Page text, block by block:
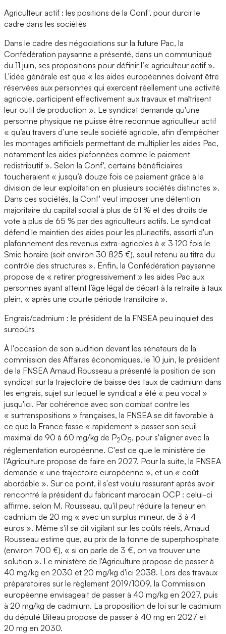
Agriculteur actif : les positions de la Conf', pour durcir le
cadre dans les sociétés
Dans le cadre des négociations sur la future Pac, la
Confédération paysanne a présenté, dans un communiqué
du 11 juin, ses propositions pour définir l’« agriculteur actif ».
L'idée générale est que « les aides européennes doivent être
réservées aux personnes qui exercent réellement une activité
agricole, participent effectivement aux travaux et maîtrisent
leur outil de production ». Le syndicat demande qu'une
personne physique ne puisse être reconnue agriculteur actif
« qu’au travers d’une seule société agricole, afin d’empêcher
les montages artificiels permettant de multiplier les aides Pac,
notamment les aides plafonnées comme le paiement
redistributif ». Selon la Conf', certains bénéficiaires
toucheraient « jusqu’à douze fois ce paiement grâce à la
division de leur exploitation en plusieurs sociétés distinctes ».
Dans ces sociétés, la Conf' veut imposer une détention
majoritaire du capital social à plus de 51 % et des droits de
vote à plus de 65 % par des agriculteurs actifs. Le syndicat
défend le maintien des aides pour les pluriactifs, assorti d'un
plafonnement des revenus extra-agricoles à « 3 120 fois le
Smic horaire (soit environ 30 825 €), seuil retenu au titre du
contrôle des structures ». Enfin, la Confédération paysanne
propose de « retirer progressivement » les aides Pac aux
personnes ayant atteint l’âge légal de départ à la retraite à taux
plein, « après une courte période transitoire ».
Engrais/cadmium : le président de la FNSEA peu inquiet des
surcoûts
À l'occasion de son audition devant les sénateurs de la
commission des Affaires économiques, le 10 juin, le président
de la FNSEA Arnaud Rousseau a présenté la position de son
syndicat sur la trajectoire de baisse des taux de cadmium dans
les engrais, sujet sur lequel le syndicat a été « peu vocal »
jusqu'ici. Par cohérence avec son combat contre les
« surtranspositions » françaises, la FNSEA se dit favorable à
ce que la France fasse « rapidement » passer son seuil
maximal de 90 à 60 mg/kg de P2O5, pour s'aligner avec la
réglementation européenne. C'est ce que le ministère de
l'Agriculture propose de faire en 2027. Pour la suite, la FNSEA
demande « une trajectoire européenne », et un « coût
abordable ». Sur ce point, il s'est voulu rassurant après avoir
rencontré la président du fabricant marocain OCP : celui-ci
affirme, selon M. Rousseau, qu'il peut réduire la teneur en
cadmium de 20 mg « avec un surplus mineur, de 3 à 4
euros ». Même s'il se dit vigilant sur les coûts réels, Arnaud
Rousseau estime que, au prix de la tonne de superphosphate
(environ 700 €), « si on parle de 3 €, on va trouver une
solution ». Le ministère de l'Agriculture propose de passer à
40 mg/kg en 2030 et 20 mg/kg d'ici 2038. Lors des travaux
préparatoires sur le règlement 2019/1009, la Commission
européenne envisageait de passer à 40 mg/kg en 2027, puis
à 20 mg/kg de cadmium. La proposition de loi sur le cadmium
du député Biteau propose de passer à 40 mg en 2027 et
20 mg en 2030.